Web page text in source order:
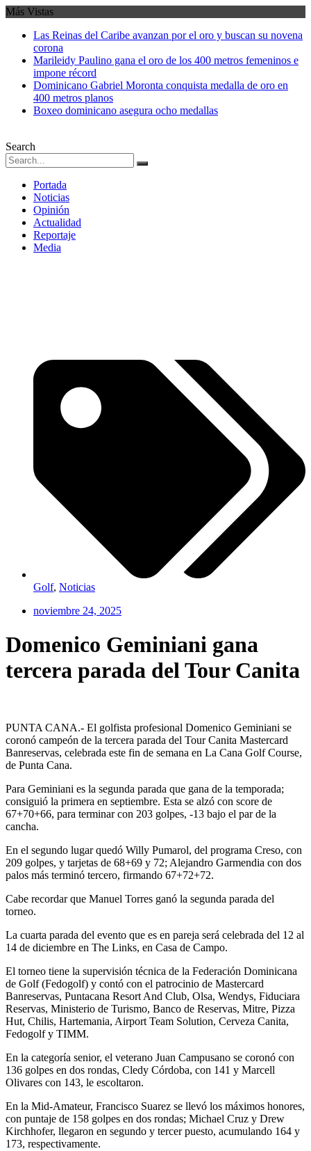
Más Vistas
Las Reinas del Caribe avanzan por el oro y buscan su novena
corona
Marileidy Paulino gana el oro de los 400 metros femeninos e
impone récord
Dominicano Gabriel Moronta conquista medalla de oro en
400 metros planos
Boxeo dominicano asegura ocho medallas
Search
Portada
Noticias
Opinión
Actualidad
Reportaje
Media
Golf, Noticias
noviembre 24, 2025
Domenico Geminiani gana
tercera parada del Tour Canita
PUNTA CANA.- El golfista profesional Domenico Geminiani se
coronó campeón de la tercera parada del Tour Canita Mastercard
Banreservas, celebrada este fin de semana en La Cana Golf Course,
de Punta Cana.
Para Geminiani es la segunda parada que gana de la temporada;
consiguió la primera en septiembre. Esta se alzó con score de
67+70+66, para terminar con 203 golpes, -13 bajo el par de la
cancha.
En el segundo lugar quedó Willy Pumarol, del programa Creso, con
209 golpes, y tarjetas de 68+69 y 72; Alejandro Garmendia con dos
palos más terminó tercero, firmando 67+72+72.
Cabe recordar que Manuel Torres ganó la segunda parada del
torneo.
La cuarta parada del evento que es en pareja será celebrada del 12 al
14 de diciembre en The Links, en Casa de Campo.
El torneo tiene la supervisión técnica de la Federación Dominicana
de Golf (Fedogolf) y contó con el patrocinio de Mastercard
Banreservas, Puntacana Resort And Club, Olsa, Wendys, Fiduciara
Reservas, Ministerio de Turismo, Banco de Reservas, Mitre, Pizza
Hut, Chilis, Hartemania, Airport Team Solution, Cerveza Canita,
Fedogolf y TIMM.
En la categoría senior, el veterano Juan Campusano se coronó con
136 golpes en dos rondas, Cledy Córdoba, con 141 y Marcell
Olivares con 143, le escoltaron.
En la Mid-Amateur, Francisco Suarez se llevó los máximos honores,
con puntaje de 158 golpes en dos rondas; Michael Cruz y Drew
Kirchhofer, llegaron en segundo y tercer puesto, acumulando 164 y
173, respectivamente.